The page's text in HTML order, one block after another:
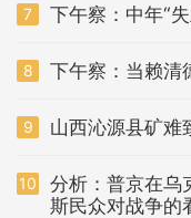
7 下午察：中年“
8 下午察：当赖清
9 山西沁源县矿难
10
分析：普京在乌
斯民众对战争的